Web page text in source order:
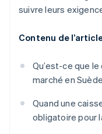
suivre leurs
Contenu de
Qu’est-ce que
marché en
Quand une
obligatoire pour